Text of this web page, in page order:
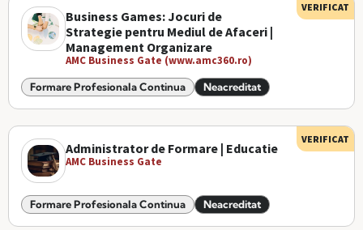
Business Games: Jocuri de
Strategie pentru Mediul de Afaceri |
Management Organizare
AMC Business Gate (www.amc360.ro)
Formare Profesionala Continua Neacreditat
VERIFICAT
Administrator de Formare | Educatie
AMC Business Gate
Formare Profesionala Continua Neacreditat
VERIFICAT